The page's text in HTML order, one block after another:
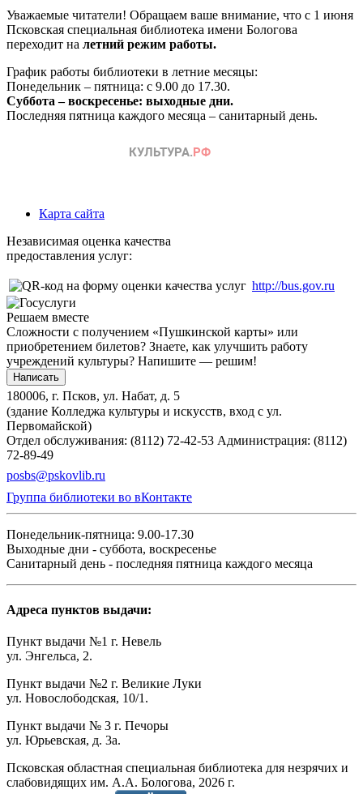
Уважаемые читатели! Обращаем ваше внимание, что с 1 июня
Псковская специальная библиотека имени Бологова
переходит на летний режим работы.
График работы библиотеки в летние месяцы:
Понедельник – пятница: с 9.00 до 17.30.
Суббота – воскресенье: выходные дни.
Последняя пятница каждого месяца – санитарный день.
Карта сайта
Независимая оценка качества
предоставления услуг:
http://bus.gov.ru
Решаем вместе
Сложности с получением «Пушкинской карты» или
приобретением билетов? Знаете, как улучшить работу
учреждений культуры? Напишите — решим!
Написать
180006, г. Псков, ул. Набат, д. 5
(здание Колледжа культуры и искусств, вход с ул.
Первомайской)
Отдел обслуживания: (8112) 72-42-53 Администрация: (8112)
72-89-49
posbs@pskovlib.ru
Группа библиотеки во вКонтакте
Понедельник-пятница: 9.00-17.30
Выходные дни - суббота, воскресенье
Санитарный день - последняя пятница каждого месяца
Адреса пунктов выдачи:
Пункт выдачи №1 г. Невель
ул. Энгельса, 2.
Пункт выдачи №2 г. Великие Луки
ул. Новослободская, 10/1.
Пункт выдачи № 3 г. Печоры
ул. Юрьевская, д. 3а.
Псковская областная специальная библиотека для незрячих и
слабовидящих им. А.А. Бологова, 2026 г.